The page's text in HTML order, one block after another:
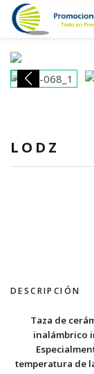
LODZ
DESCRIPCIÓN
Taza de
inalámbrico
temperatura de